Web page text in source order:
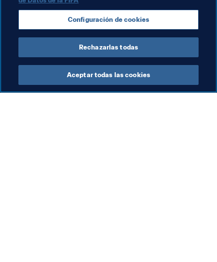
Temas relacionados
USA Brazil Canada Argentina
Configuración de cookies
Rechazarlas todas
Aceptar todas las cookies